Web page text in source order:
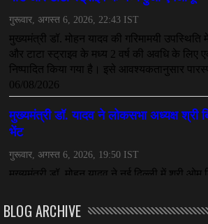
CHHATTISGARH
तीजन बाई को याद करेगा छत्तीसगढ़ का
July 07, 2026
BLOG ARCHIVE